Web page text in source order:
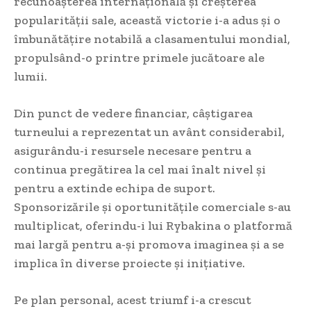
popularității sale, această victorie i-a adus și o
îmbunătățire notabilă a clasamentului mondial,
propulsând-o printre primele jucătoare ale
lumii.
Din punct de vedere financiar, câștigarea
turneului a reprezentat un avânt considerabil,
asigurându-i resursele necesare pentru a
continua pregătirea la cel mai înalt nivel și
pentru a extinde echipa de suport.
Sponsorizările și oportunitățile comerciale s-au
multiplicat, oferindu-i lui Rybakina o platformă
mai largă pentru a-și promova imaginea și a se
implica în diverse proiecte și inițiative.
Pe plan personal, acest triumf i-a crescut